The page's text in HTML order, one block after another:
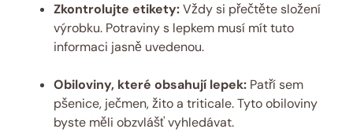
Zkontrolujte etikety:Vždy si přečtěte složení
výrobku. Potraviny s lepkem musí mít tuto
informaci jasně uvedenou.
Obiloviny, které obsahují lepek: Patří sem
pšenice, ječmen, žito a triticale. Tyto obiloviny
byste měli obzvlášť vyhledávat.